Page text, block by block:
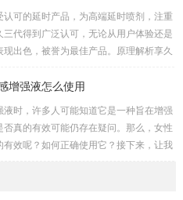
片刻，你就可以享受到它的效果了。这一
，因为它不需要繁琐的准备或额外的设
不开家的解决方案。当我第一次使用...
可的延时产品，为高端延时喷剂，注重
代得到广泛认可，无论从用户体验还是
出色，被誉为最佳产品。原理解析享久
椒、乙醇等。这些成分不仅减少敏感度
产品特性起效时间：15分钟延时时间：3
间：15小时15分钟开始起效，30分钟至
小时内持续有效。清洗...
增强液怎么使用
液时，许多人可能知道它是一种旨在增强
真的有效可能仍存在疑问。那么，女性
效呢？如何正确使用它？接下来，让我